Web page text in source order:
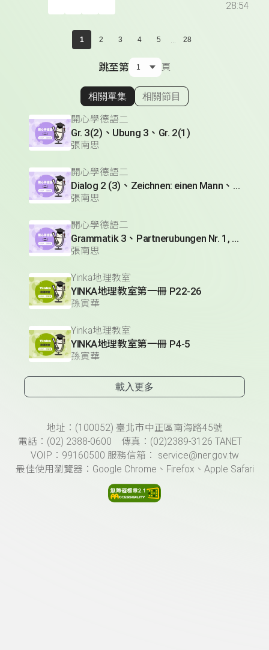
28:54
1 2 3 4 5 ... 28
跳至第 頁
顯示相關單集
相關單集 相關節目
開心學德語二
Gr. 3(2)、Ubung 3、Gr. 2(1)
張南思
開心學德語二
Dialog 2 (3)、Zeichnen: einen Mann、Lesetext 1(1)
張南思
開心學德語二
Grammatik 3、Partnerubungen Nr. 1, 3、Dialog 2(1)
張南思
Yinka地理教室
YINKA地理教室第一冊 P22-26
孫寅華
Yinka地理教室
YINKA地理教室第一冊 P4-5
孫寅華
載入更多
頁尾資訊地址：(100052) 臺北市中正區南海路45號
電話：(02) 2388-0600 傳真：(02)2389-3126 TANET
VOIP：99160500 服務信箱： service@ner.gov.tw
最佳使用瀏覽器：Google Chrome、Firefox、Apple Safari